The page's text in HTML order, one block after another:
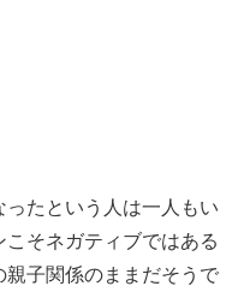
たという人は一人もい
そネガティブではある
子関係のままだそうで